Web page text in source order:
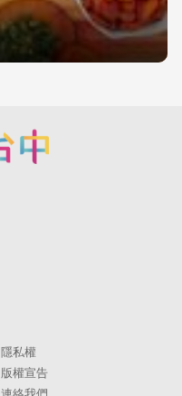
隱私權
版權宣告